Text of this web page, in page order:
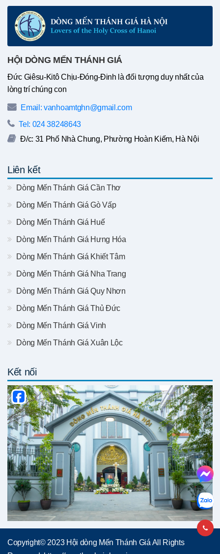
HỘI DÒNG MẾN THÁNH GIÁ
Đức Giêsu-Kitô Chịu-Đóng-Đinh là đối tượng duy nhất của
lòng trí chúng con
Email: vanhoamtghn@gmail.com
Tel: 024 38248643
Đ/c: 31 Phố Nhà Chung, Phường Hoàn Kiếm, Hà Nội
Liên kết
Dòng Mến Thánh Giá Cần Thơ
Dòng Mến Thánh Giá Gò Vấp
Dòng Mến Thánh Giá Huế
Dòng Mến Thánh Giá Hưng Hóa
Dòng Mến Thánh Giá Khiết Tâm
Dòng Mến Thánh Giá Nha Trang
Dòng Mến Thánh Giá Quy Nhơn
Dòng Mến Thánh Giá Thủ Đức
Dòng Mến Thánh Giá Vinh
Dòng Mến Thánh Giá Xuân Lộc
Kết nối
Copyright© 2023 Hội dòng Mến Thánh Giá All Rights